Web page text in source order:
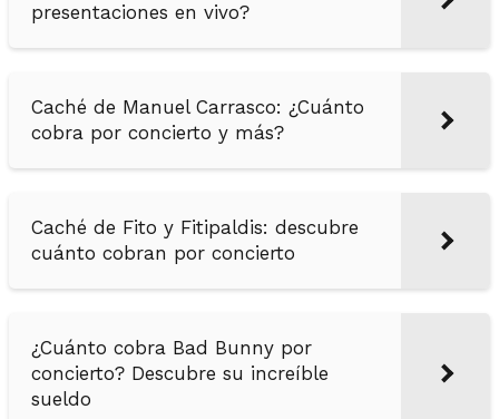
presentaciones en vivo?
Caché de Manuel Carrasco: ¿Cuánto
cobra por concierto y más?
Caché de Fito y Fitipaldis: descubre
cuánto cobran por concierto
¿Cuánto cobra Bad Bunny por
concierto? Descubre su increíble
sueldo